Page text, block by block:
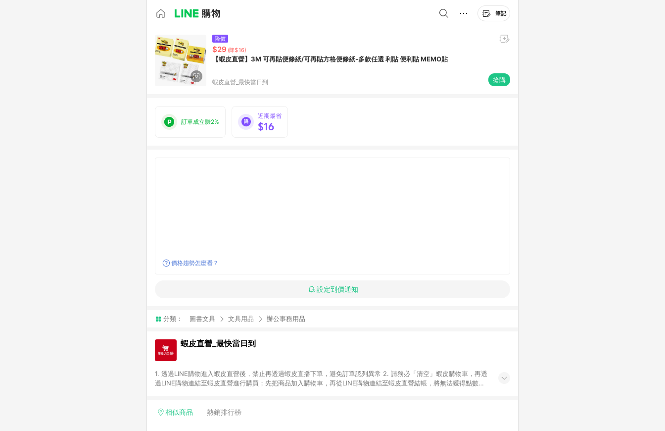
筆記
降價
$29 (降$16)
【蝦皮直營】3M 可再貼便條紙/可再貼方格便條紙-多款任選 利貼 便利貼 MEMO貼
蝦皮直營_最快當日到 搶購
訂單成立賺2%
近期最省
$16
價格趨勢怎麼看？
設定到價通知
分類： 圖書文具 文具用品 辦公事務用品
蝦皮直營_最快當日到
1. 透過LINE購物進入蝦皮直營後，禁止再透過蝦皮直播下單，避免訂單認列異常 2. 請務必「清空」蝦皮購物車，再透
過LINE購物連結至蝦皮直營進行購買；先把商品加入購物車，再從LINE購物連結至蝦皮直營結帳，將無法獲得點數回
機、汽機車、一歲以下嬰兒配方奶粉、醫療器材：回饋０％ 詳細不回饋商品請見此公告 https://reurl.cc/Gazvnp 5.
相似商品 熱銷排行榜